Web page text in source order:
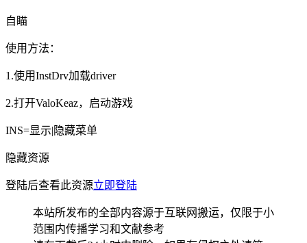
自瞄
使用方法：
1.使用InstDrv加载driver
2.打开ValoKeaz，启动游戏
INS=显示|隐藏菜单
隐藏资源
登陆后查看此资源立即登陆
本站所发布的全部内容源于互联网搬运，仅限于小
范围内传播学习和文献参考